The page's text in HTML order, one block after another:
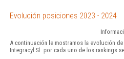
Evolución posiciones 2023 - 2024
A continuación le mostramos la evolución
Integracyl Sl. por cada uno de los rankings